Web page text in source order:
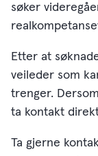
søker
Etter at
veileder som
trenger.
ta kontakt
Ta gjerne